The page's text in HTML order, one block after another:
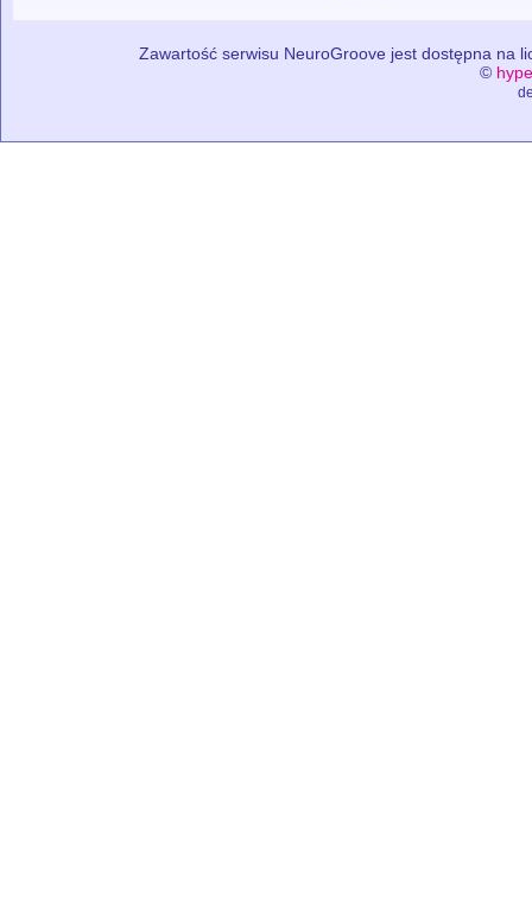
Zawartość serwisu NeuroGroove jest dostępna na
©